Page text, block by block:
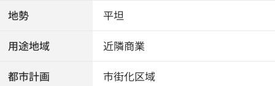
地勢 平坦
用途地域 近隣商業
都市計画 市街化区域